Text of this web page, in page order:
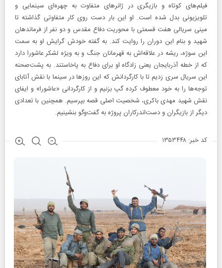
فیلم‌های کوتاه و بازیگری در ژانرهای متفاوت به چهره‌ای سینمایی و
تلویزیونی بدل شده است. او این بار دست روی کار متفاوتی گذاشته تا
مینی سریالی هفت قسمتی با محوریت دفاع مقدس و دو نفر از فرماندهان
شهید و بنام این دوران را روایت کند. به گفته خودش گرایش او به سمت
این سوژه، ریشه در علاقه‌اش به قهرمانان جنگ و به ویژه لشکر عاشورا دارد
که از خطه‌ آذربایجان یعنی زادگاه او برای دفاع به پاخاستند. به پشت‌صحنه
این سریال سری زدیم تا با کارگردانش که این روزها در سینما با نقش آتابای
توجه‌ها را به خود معطوف کرده گپ بزنیم و از کارگردانی «عاشورا» و ایفای
نقش شهید مهدی باکری، شخصیت اصلی قصه بپرسیم. همچنین با تعدادی
دیگر از بازیگران و دست‌اندرکاران پروژه به گفت‌وگو بنشینیم.
کد خبر: ۱۳۵۳۴۴۸